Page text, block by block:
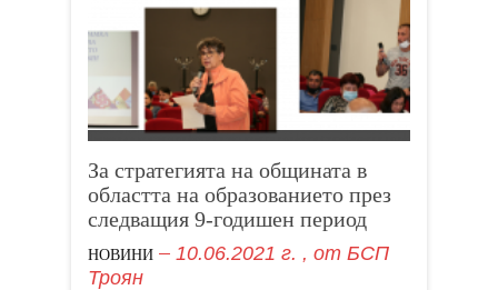
За стратегията на общината в
областта на образованието през
следващия 9-годишен период
НОВИНИ 10.06.2021 г. , от БСП
Троян